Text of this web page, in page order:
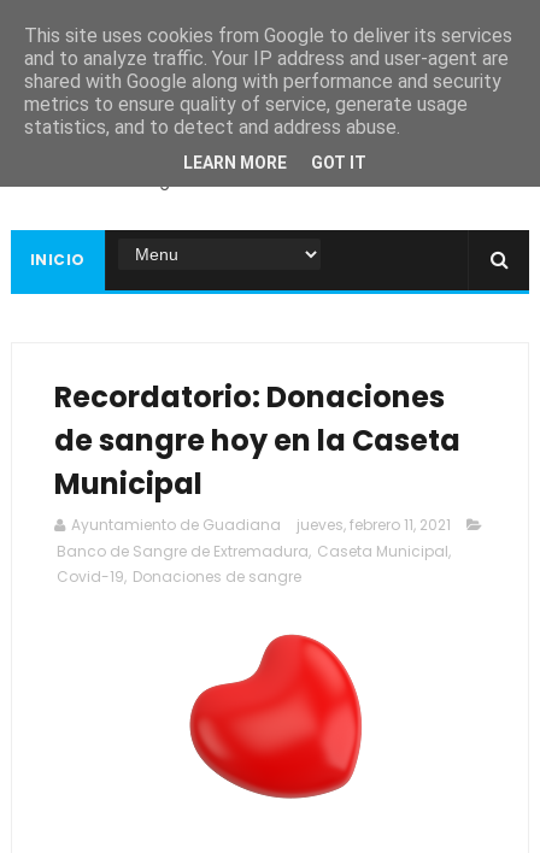
Ayuntamiento de
Guadiana
INICIO
Recordatorio: Donaciones
de sangre hoy en la Caseta
Municipal
Ayuntamiento de Guadiana
jueves, febrero 11, 2021
Banco de Sangre de Extremadura, Caseta Municipal,
Covid-19, Donaciones de sangre
This site uses cookies from Google to deliver its services
and to analyze traffic. Your IP address and user-agent are
shared with Google along with performance and security
metrics to ensure quality of service, generate usage
statistics, and to detect and address abuse.
LEARN MORE GOT IT